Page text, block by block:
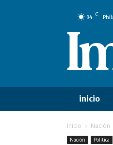
34 C
inicio
Inicio Nación
Nación Política